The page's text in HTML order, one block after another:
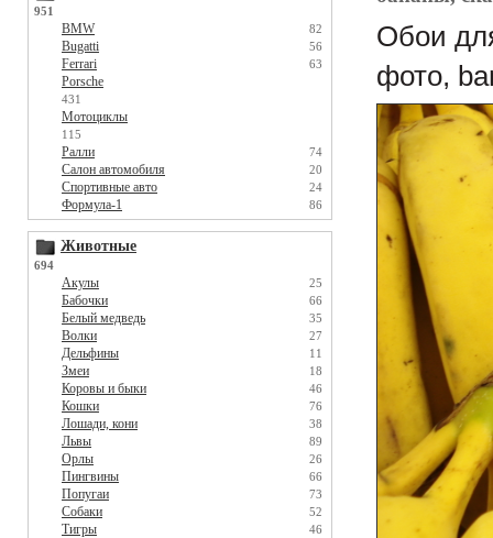
951
BMW 82
Bugatti 56
Ferrari 63
Porsche
431
Мотоциклы
115
Ралли 74
Салон автомобиля 20
Спортивные авто 24
Формула-1 86
Животные
694
Акулы 25
Бабочки 66
Белый медведь 35
Волки 27
Дельфины 11
Змеи 18
Коровы и быки 46
Кошки 76
Лошади, кони 38
Львы 89
Орлы 26
Пингвины 66
Попугаи 73
Собаки 52
Тигры 46
Обои
фото,